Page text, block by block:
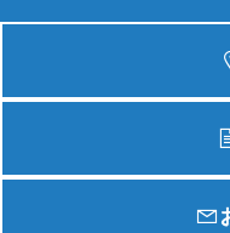
School Life